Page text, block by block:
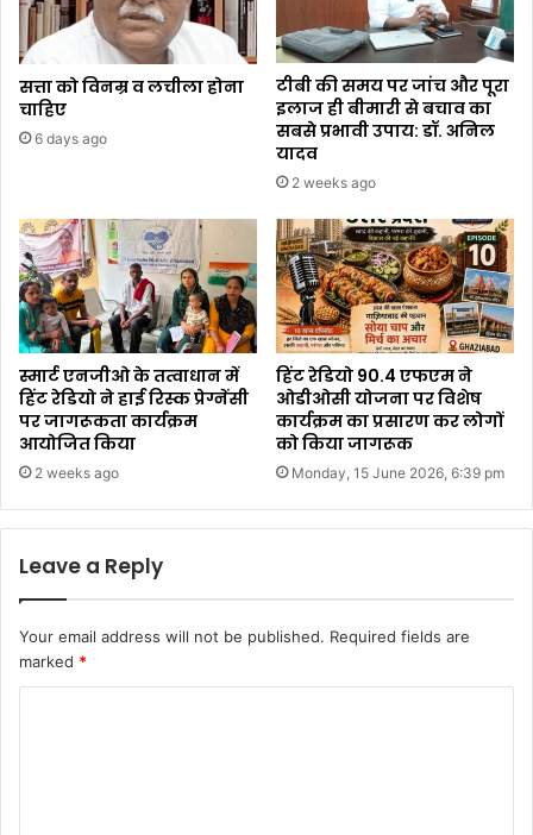
सत्ता को विनम्र व लचीला होना
चाहिए
6 days ago
टीबी की समय पर जांच और पूरा
इलाज ही बीमारी से बचाव का
सबसे प्रभावी उपाय: डॉ. अनिल
यादव
2 weeks ago
स्मार्ट एनजीओ के तत्वाधान में
हिंट रेडियो ने हाई रिस्क प्रेग्नेंसी
पर जागरूकता कार्यक्रम
आयोजित किया
2 weeks ago
हिंट रेडियो 90.4 एफएम ने
ओडीओसी योजना पर विशेष
कार्यक्रम का प्रसारण कर लोगों
को किया जागरूक
Monday, 15 June 2026, 6:39 pm
Leave a Reply
Your email address will not be published. Required fields are
marked *